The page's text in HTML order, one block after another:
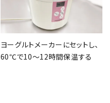
ヨーグルトメーカーにセットし、
60℃で10～12時間保温する